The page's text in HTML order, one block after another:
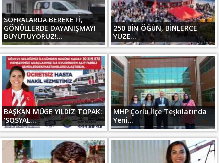
SOFRALARDA BEREKETİ,
GÖNÜLLERDE DAYANIŞMAYI
BÜYÜTÜYORUZ!...
250 BİN ÖĞÜN, BİNLERCE
YÜZE...
BAŞKAN MÜGE YILDIZ TOPAK:
‘SOSYAL...
MHP Çorlu İlçe Teşkilatında
Yeni...